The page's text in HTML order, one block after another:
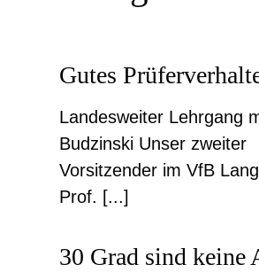
Gutes
Landesweiter Lehrgang
Budzinski Unser zweiter
Vorsitzender im VfB
Prof. [...]
30 Grad sind keine